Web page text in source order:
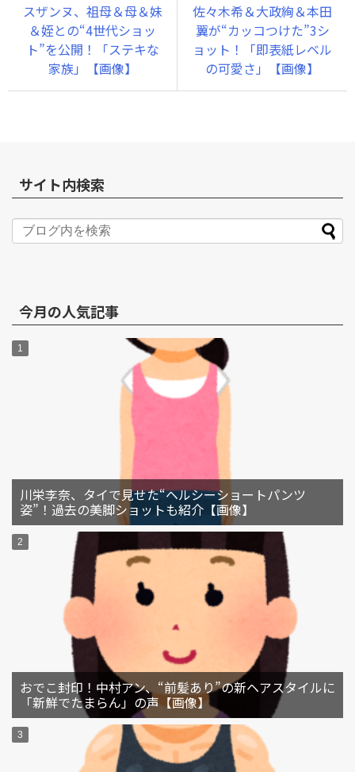
スザンヌ、祖母＆母＆妹
＆姪との“4世代ショッ
ト”を公開！「ステキな
家族」【画像】
佐々木希＆大政絢＆本田
翼が“カッコつけた”3シ
ョット！「即表紙レベル
の可愛さ」【画像】
サイト内検索
今月の人気記事
川栄李奈、タイで見せた“ヘルシーショートパンツ
姿”！過去の美脚ショットも紹介【画像】
おでこ封印！中村アン、“前髪あり”の新ヘアスタイルに
「新鮮でたまらん」の声【画像】